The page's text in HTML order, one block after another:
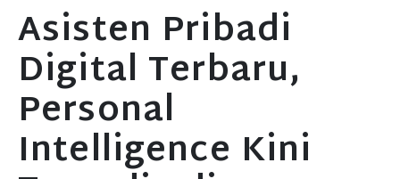
Asisten Pribadi
Digital Terbaru,
Personal
Intelligence Kini